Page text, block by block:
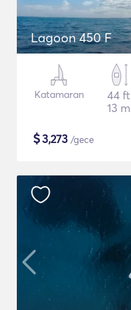
Lagoon 450 F
Katamaran
44 ft
13 m
$3,273 /gece